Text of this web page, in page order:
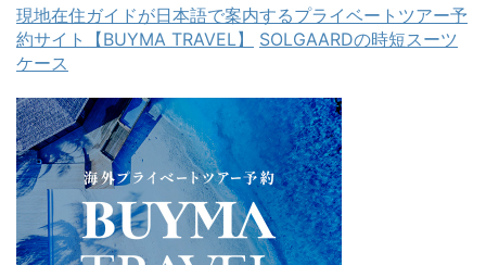
現地在住ガイドが日本語で案内するプライベートツアー予
約サイト【BUYMA TRAVEL】
SOLGAARDの時短スーツ
ケース